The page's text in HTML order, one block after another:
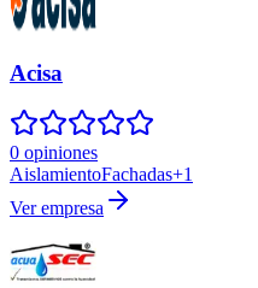
Acisa
0 opiniones
AislamientoFachadas+1
Ver empresa